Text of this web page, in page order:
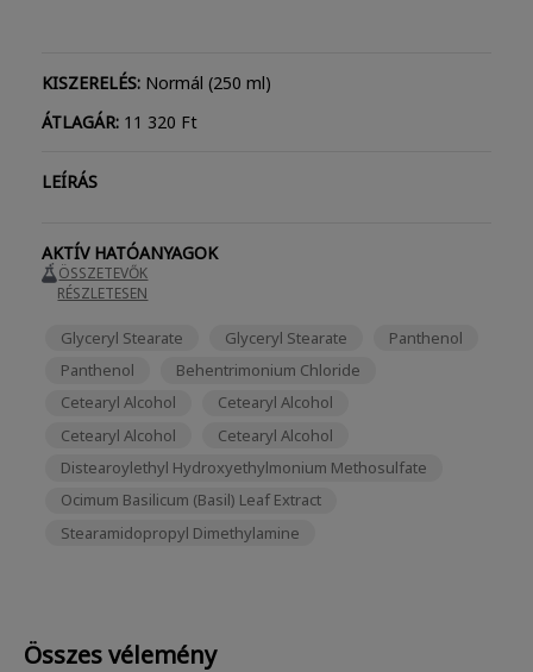
KISZERELÉS: Normál (250 ml)
ÁTLAGÁR: 11 320 Ft
LEÍRÁS
AKTÍV HATÓANYAGOK
ÖSSZETEVŐK
RÉSZLETESEN
Glyceryl Stearate Glyceryl Stearate
Panthenol
Panthenol
Behentrimonium Chloride
Cetearyl Alcohol
Cetearyl Alcohol
Cetearyl Alcohol
Cetearyl Alcohol
Distearoylethyl Hydroxyethylmonium Methosulfate
Ocimum Basilicum (Basil) Leaf Extract
Stearamidopropyl Dimethylamine
Összes vélemény